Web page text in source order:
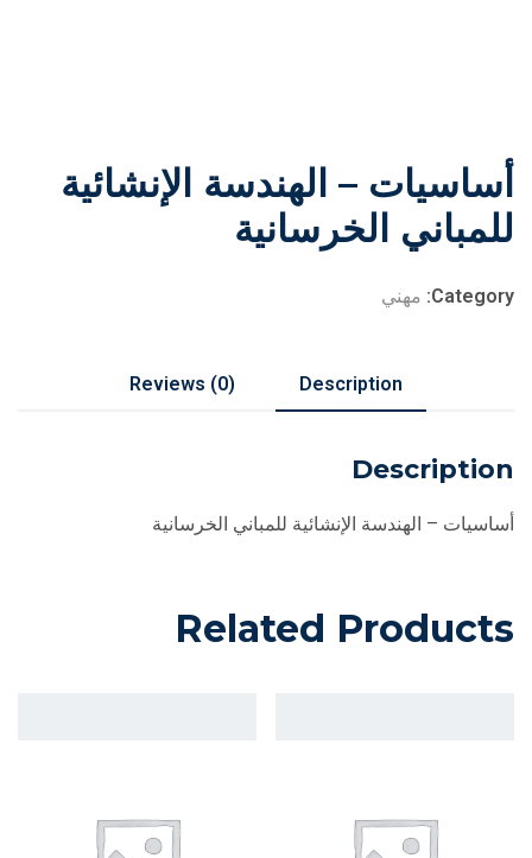
أساسيات – الهندسة الإنشائية
للمباني الخرسانية
Category: مهني
Description
Reviews (0)
Description
أساسيات – الهندسة الإنشائية للمباني الخرسانية
Related Products